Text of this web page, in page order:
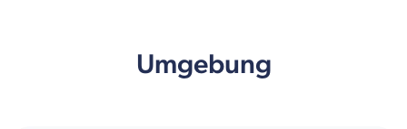
Umgebung